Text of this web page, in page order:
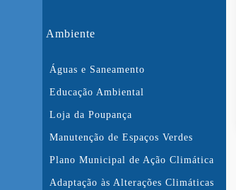
Ambiente
Águas e Saneamento
Educação Ambiental
Loja da Poupança
Manutenção de Espaços Verdes
Plano Municipal de Ação Climática
Adaptação às Alterações Climáticas